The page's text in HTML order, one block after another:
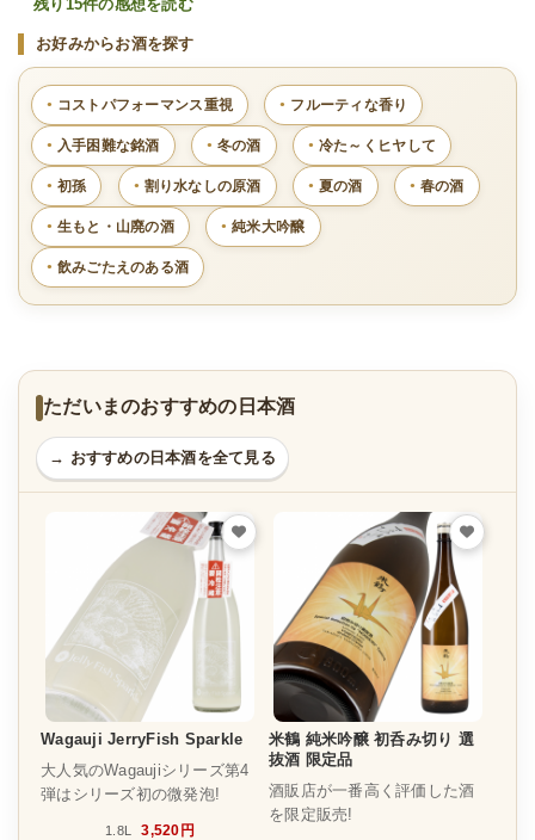
残り15件の感想を読む
お好みからお酒を探す
コストパフォーマンス重視 フルーティな香り
入手困難な銘酒 冬の酒 冷た～くヒヤして
初孫 割り水なしの原酒 夏の酒 春の酒
生もと・山廃の酒 純米大吟醸
飲みごたえのある酒
ただいまのおすすめの日本酒
→ おすすめの日本酒を全て見る
Wagauji JerryFish Sparkle
大人気のWagaujiシリーズ第4
弾はシリーズ初の微発泡!
1.8L 3,520円
米鶴 純米吟醸 初呑み切り 選
抜酒 限定品
酒販店が一番高く評価した酒
を限定販売!